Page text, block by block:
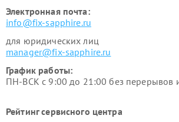
Электронная почта:
info@fix-sapphire.ru
для юридических лиц
manager@fix-sapphire.ru
График работы:
ПН-ВСК с 9:00 до 21:00 без перерывов
Рейтинг сервисного центра